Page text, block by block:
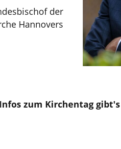
der
Hannovers
zum Kirchentag